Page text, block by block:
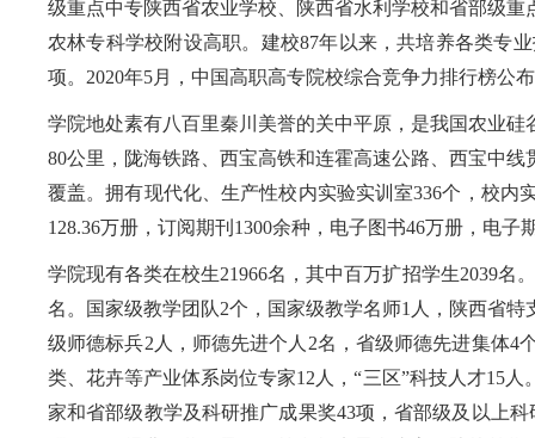
级重点中专陕西省农业学校、陕西省水利学校和省部级
农林专科学校附设高职。建校87年以来，共培养各类专
项。2020年5月，中国高职高专院校综合竞争力排行榜公
学院地处素有八百里秦川美誉的关中平原，是我国农业
80公里，陇海铁路、西宝高铁和连霍高速公路、西宝中
覆盖。拥有现代化、生产性校内实验实训室336个，校内
128.36万册，订阅期刊1300余种，电子图书46万册，电子
学院现有各类在校生21966名，其中百万扩招学生2039名
名。国家级教学团队2个，国家级教学名师1人，陕西省
级师德标兵2人，师德先进个人2名，省级师德先进集体
类、花卉等产业体系岗位专家12人，“三区”科技人才15
家和省部级教学及科研推广成果奖43项，省部级及以上